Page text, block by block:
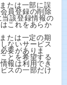
たは一部に誤
員登録の削除
該登録情報の
これをあらか
たは一定の期
ないサービス
要がありま
とを希望する
報は利用でき
スの一部だけ